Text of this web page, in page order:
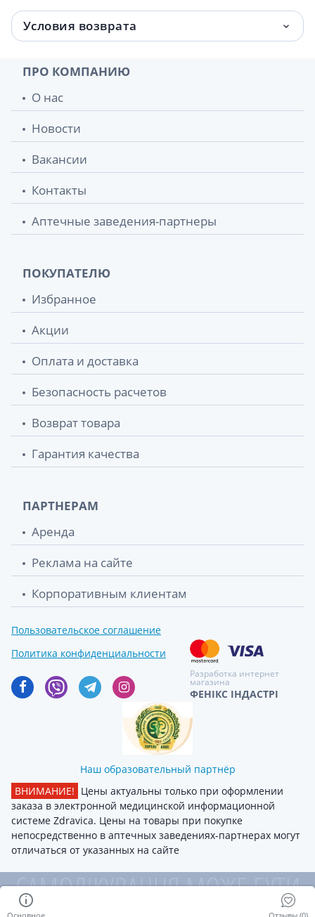
Условия возврата
ПРО КОМПАНИЮ
О нас
Новости
Вакансии
Контакты
Аптечные заведения-партнеры
ПОКУПАТЕЛЮ
Избранное
Акции
Оплата и доставка
Безопасность расчетов
Возврат товара
Гарантия качества
ПАРТНЕРАМ
Аренда
Реклама на сайте
Корпоративным клиентам
Пользовательское соглашение
Политика конфиденциальности
Разработка интернет
магазина
ФЕНІКС ІНДАСТРІ
Наш образовательный партнёр
ВНИМАНИЕ! Цены актуальны только при оформлении
заказа в электронной медицинской информационной
системе Zdravica. Цены на товары при покупке
непосредственно в аптечных заведениях-партнерах могут
отличаться от указанных на сайте